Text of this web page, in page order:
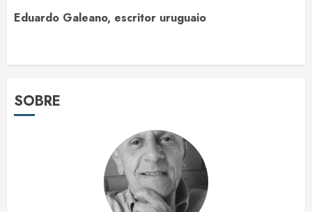
Eduardo Galeano, escritor uruguaio
SOBRE